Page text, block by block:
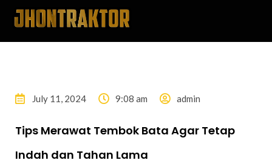
July 11, 2024 9:08 am admin
Tips Merawat Tembok Bata Agar Tetap
Indah dan Tahan Lama